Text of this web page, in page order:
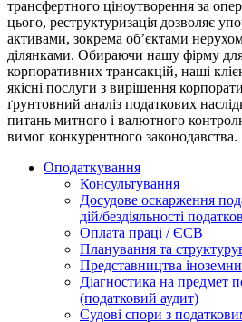
трансфертного ціноутворення за
цього, реструктуризація дозволяє
активами, зокрема об’єктами
ділянками. Обираючи нашу фірму
корпоративних трансакцій, наші
якісні послуги з вирішення
ґрунтовний аналіз податкових
питань митного і валютного
вимог конкурентного законодавства.
Оподаткування
Консультування
Досудове оскарження
дій/бездіяльності
Оплата праці / ЄСВ
Планування та
Представництва
Діагностика на предмет
(податковий аудит)
Судові спори з